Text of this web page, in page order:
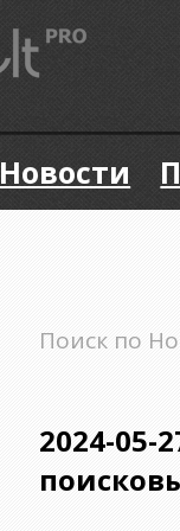
Новости
Поиск по
2024-05-